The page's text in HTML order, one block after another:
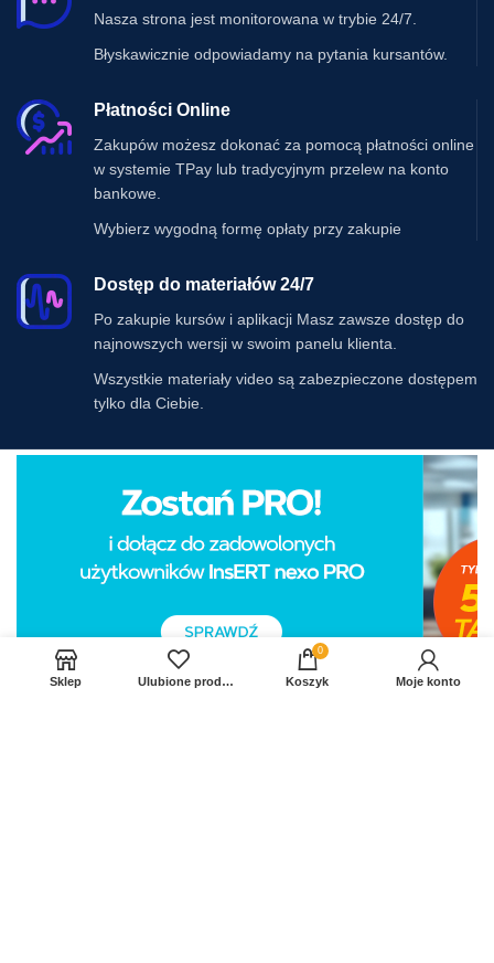
Nasza strona jest monitorowana w trybie 24/7.
Błyskawicznie odpowiadamy na pytania kursantów.
Płatności Online
Zakupów możesz dokonać za pomocą płatności online
w systemie TPay lub tradycyjnym przelew na konto
bankowe.
Wybierz wygodną formę opłaty przy zakupie
Dostęp do materiałów 24/7
Po zakupie kursów i aplikacji Masz zawsze dostęp do
najnowszych wersji w swoim panelu klienta.
Wszystkie materiały video są zabezpieczone dostępem
tylko dla Ciebie.
Sklep Ulubione produkty
0
Koszyk Moje konto